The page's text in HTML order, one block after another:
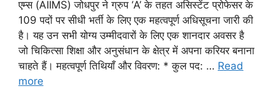
एम्स (AIIMS) जोधपुर ने ग्रुप ‘A’ के तहत असिस्टेंट प्रोफेसर के
109 पदों पर सीधी भर्ती के लिए एक महत्वपूर्ण अधिसूचना जारी की
है। यह उन सभी योग्य उम्मीदवारों के लिए एक शानदार अवसर है
जो चिकित्सा शिक्षा और अनुसंधान के क्षेत्र में अपना करियर बनाना
चाहते हैं। महत्वपूर्ण तिथियाँ और विवरण: * कुल पद: … Read
more